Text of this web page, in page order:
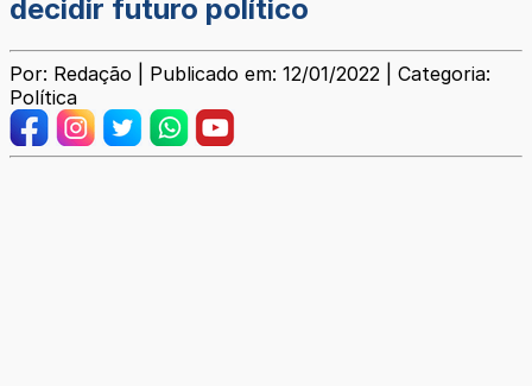
decidir futuro político
Por: Redação | Publicado em: 12/01/2022 | Categoria:
Política